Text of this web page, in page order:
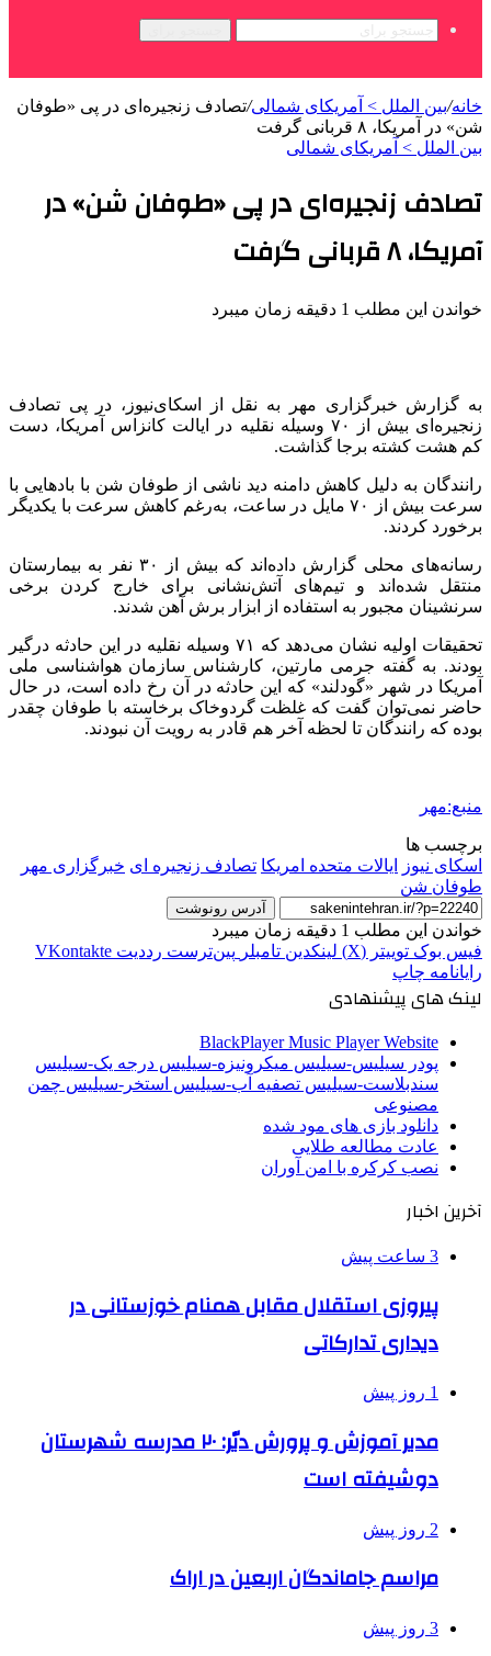
خانه/بین الملل > آمریکای شمالی/تصادف زنجیره‌ای در پی «طوفان
شن» در آمریکا، ۸ قربانی گرفت
بین الملل > آمریکای شمالی
تصادف زنجیره‌ای در پی «طوفان شن» در
آمریکا، ۸ قربانی گرفت
خواندن این مطلب 1 دقیقه زمان میبرد
به گزارش خبرگزاری مهر به نقل از اسکای‌نیوز، در پی تصادف
زنجیره‌ای بیش از ۷۰ وسیله نقلیه در ایالت کانزاس آمریکا، دست
کم هشت کشته برجا گذاشت.
رانندگان به دلیل کاهش دامنه دید ناشی از طوفان شن با بادهایی با
سرعت بیش از ۷۰ مایل در ساعت، به‌رغم کاهش سرعت با یکدیگر
برخورد کردند.
رسانه‌های محلی گزارش داده‌اند که بیش از ۳۰ نفر به بیمارستان
منتقل شده‌اند و تیم‌های آتش‌نشانی برای خارج کردن برخی
سرنشینان مجبور به استفاده از ابزار برش آهن شدند.
تحقیقات اولیه نشان می‌دهد که ۷۱ وسیله نقلیه در این حادثه درگیر
بودند. به گفته جرمی مارتین، کارشناس سازمان هواشناسی ملی
آمریکا در شهر «گودلند» که این حادثه در آن رخ داده است، در حال
حاضر نمی‌توان گفت که غلظت گردوخاک برخاسته با طوفان چقدر
بوده که رانندگان تا لحظه آخر هم قادر به رویت آن نبودند.
منبع:مهر
برچسب ها
اسکای نیوز
ایالات متحده امریکا تصادف زنجیره ای خبرگزاری مهر
طوفان شن
آدرس رونوشت
خواندن این مطلب 1 دقیقه زمان میبرد
فیس بوک توییتر (X) لینکدین ‫تامبلر ‫پین‌ترست ‫رددیت ‫VKontakte
رایانامه چاپ
لینک های پیشنهادی
BlackPlayer Music Player Website
پودر سیلیس-سیلیس میکرونیزه-سیلیس درجه یک-سیلیس
سندبلاست-سیلیس تصفیه آب-سیلیس استخر-سیلیس چمن
مصنوعی
دانلود بازی های مود شده
عادت مطالعه طلایی
نصب کرکره با امن آوران
آخرین اخبار
3 ساعت پیش
پیروزی استقلال مقابل همنام خوزستانی در
دیداری تدارکاتی
1 روز پیش
مدیر آموزش و پرورش دیّر: ۲۰ مدرسه شهرستان
دوشیفته است
2 روز پیش
مراسم جاماندگان اربعین در اراک
3 روز پیش